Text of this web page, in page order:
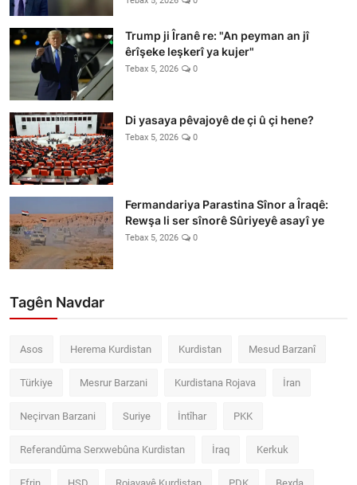
Trump ji Îranê re: "An peyman an jî
êrîşeke leşkerî ya kujer"
Tebax 5, 2026 0
Di yasaya pêvajoyê de çi û çi hene?
Tebax 5, 2026 0
Fermandariya Parastina Sînor a Îraqê:
Rewşa li ser sînorê Sûriyeyê asayî ye
Tebax 5, 2026 0
Tagên Navdar
Asos Herema Kurdistan Kurdistan Mesud Barzanî
Türkiye Mesrur Barzani Kurdistana Rojava İran
Neçirvan Barzani Suriye İntîhar PKK
Referandûma Serxwebûna Kurdistan İraq Kerkuk